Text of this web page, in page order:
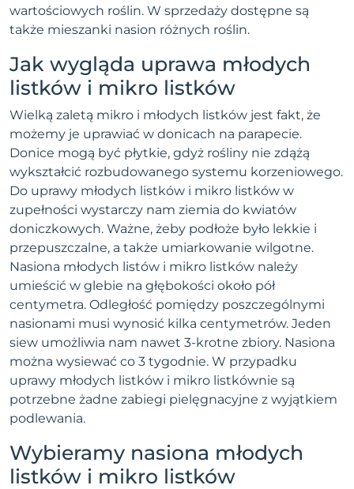
wartościowych roślin. W sprzedaży dostępne są
także mieszanki nasion różnych roślin.
Jak wygląda uprawa młodych
listków i mikro listków
Wielką zaletą mikro i młodych listków jest fakt, że
możemy je uprawiać w donicach na parapecie.
Donice mogą być płytkie, gdyż rośliny nie zdążą
wykształcić rozbudowanego systemu korzeniowego.
Do uprawy młodych listków i mikro listków w
zupełności wystarczy nam ziemia do kwiatów
doniczkowych. Ważne, żeby podłoże było lekkie i
przepuszczalne, a także umiarkowanie wilgotne.
Nasiona młodych listów i mikro listków należy
umieścić w glebie na głębokości około pół
centymetra. Odległość pomiędzy poszczególnymi
nasionami musi wynosić kilka centymetrów. Jeden
siew umożliwia nam nawet 3-krotne zbiory. Nasiona
można wysiewać co 3 tygodnie. W przypadku
uprawy młodych listków i mikro listkównie są
potrzebne żadne zabiegi pielęgnacyjne z wyjątkiem
podlewania.
Wybieramy nasiona młodych
listków i mikro listków